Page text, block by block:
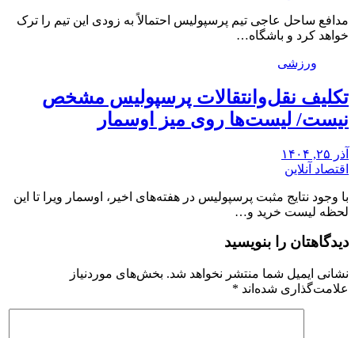
مدافع ساحل عاجی تیم پرسپولیس احتمالاً به زودی این تیم را ترک
خواهد کرد و باشگاه…
ورزشی
تکلیف نقل‌وانتقالات پرسپولیس مشخص
نیست/ لیست‌ها روی میز اوسمار
آذر ۲۵, ۱۴۰۴
اقتصاد آنلاین
با وجود نتایج مثبت پرسپولیس در هفته‌های اخیر، اوسمار ویرا تا این
لحظه لیست خرید و…
دیدگاهتان را بنویسید
نشانی ایمیل شما منتشر نخواهد شد. بخش‌های موردنیاز
علامت‌گذاری شده‌اند *